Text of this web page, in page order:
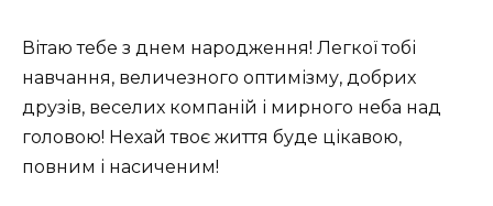
Вітаю тебе з днем ​​народження! Легкої тобі
навчання, величезного оптимізму, добрих
друзів, веселих компаній і мирного неба над
головою! Нехай твоє життя буде цікавою,
повним і насиченим!